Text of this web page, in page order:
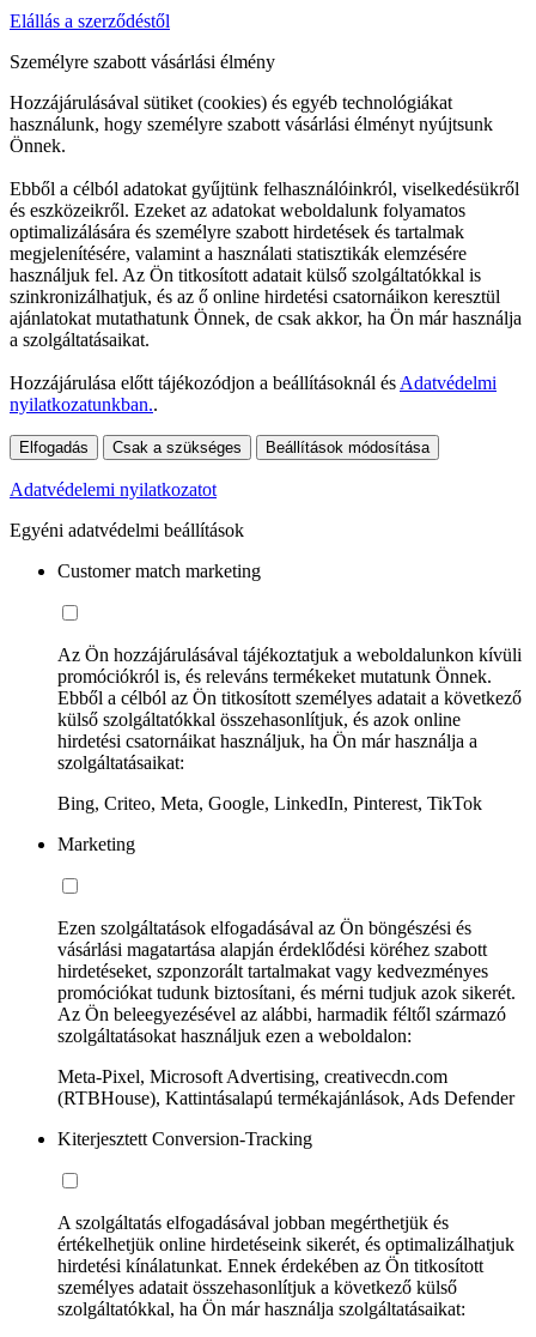
Elállás a szerződéstől
Személyre szabott vásárlási élmény
Hozzájárulásával sütiket (cookies) és egyéb technológiákat
használunk, hogy személyre szabott vásárlási élményt nyújtsunk
Önnek.
Ebből a célból adatokat gyűjtünk felhasználóinkról, viselkedésükről
és eszközeikről. Ezeket az adatokat weboldalunk folyamatos
optimalizálására és személyre szabott hirdetések és tartalmak
megjelenítésére, valamint a használati statisztikák elemzésére
használjuk fel. Az Ön titkosított adatait külső szolgáltatókkal is
szinkronizálhatjuk, és az ő online hirdetési csatornáikon keresztül
ajánlatokat mutathatunk Önnek, de csak akkor, ha Ön már használja
a szolgáltatásaikat.
Hozzájárulása előtt tájékozódjon a beállításoknál és Adatvédelmi
nyilatkozatunkban..
Elfogadás Csak a szükséges Beállítások módosítása
Adatvédelemi nyilatkozatot
Egyéni adatvédelmi beállítások
Customer match marketing
Az Ön hozzájárulásával tájékoztatjuk a weboldalunkon kívüli
promóciókról is, és releváns termékeket mutatunk Önnek.
Ebből a célból az Ön titkosított személyes adatait a következő
külső szolgáltatókkal összehasonlítjuk, és azok online
hirdetési csatornáikat használjuk, ha Ön már használja a
szolgáltatásaikat:
Bing, Criteo, Meta, Google, LinkedIn, Pinterest, TikTok
Marketing
Ezen szolgáltatások elfogadásával az Ön böngészési és
vásárlási magatartása alapján érdeklődési köréhez szabott
hirdetéseket, szponzorált tartalmakat vagy kedvezményes
promóciókat tudunk biztosítani, és mérni tudjuk azok sikerét.
Az Ön beleegyezésével az alábbi, harmadik féltől származó
szolgáltatásokat használjuk ezen a weboldalon:
Meta-Pixel, Microsoft Advertising, creativecdn.com
(RTBHouse), Kattintásalapú termékajánlások, Ads Defender
Kiterjesztett Conversion-Tracking
A szolgáltatás elfogadásával jobban megérthetjük és
értékelhetjük online hirdetéseink sikerét, és optimalizálhatjuk
hirdetési kínálatunkat. Ennek érdekében az Ön titkosított
személyes adatait összehasonlítjuk a következő külső
szolgáltatókkal, ha Ön már használja szolgáltatásaikat: